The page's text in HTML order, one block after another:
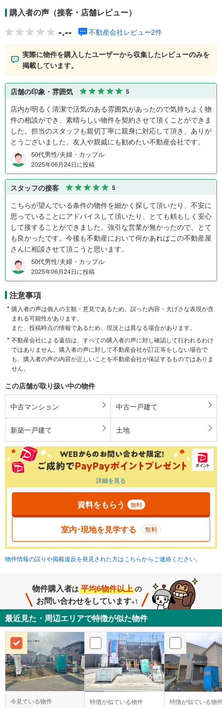
購入者の声（接客・店舗レビュー）
-.-- 不動産会社レビュー2件
実際に物件を購入したユーザーから収集したレビューのみを
掲載しています。
店舗の印象・雰囲気 5
店内が明るく清潔で活気のある雰囲気があったので気持ちよく物
件の相談ができ、素晴らしい物件を契約させて頂くことができま
した。担当のスタッフも親切丁寧に親身に対応して頂き、ありが
とうございました。友人や親戚にも勧めたい不動産会社です。
50代男性/夫婦・カップル
2025年06月24日に投稿
スタッフの接客 5
こちらが望んでいる条件の物件を細かく探して頂いたり、不安に
思っていることにアドバイスして頂いたり、とても頼もしく安心
して接することができました。強引な営業が無かったので、とて
も良かったです。今後も不動産において何かあればこの不動産屋
さんに相談させて頂こうと思います。
50代男性/夫婦・カップル
2025年06月24日に投稿
注意事項
購入者の声は個人の主観・意見であるため、誤った内容・大げさな表現が含
まれる可能性があります。
また、投稿時点の情報であるため、現況とは異なる場合があります。
不動産会社による返信は、すべての購入者の声に対し確認して行われるわけ
ではありません。購入者の声に対して不動産会社が訂正等をしない場合で
も、購入者の声の内容が正しいことを不動産会社が保証するものではありま
せん。
この店舗が取り扱い中の物件
中古マンション 中古一戸建て
新築一戸建て 土地
詳細を見る
資料をもらう 無料
室内･現地を見学する 無料
物件情報の誤りや掲載違反を発見された方はこちらからご連絡ください。
物件購入者は 平均6物件以上 の
お問い合わせをしています※1
最近見た・周辺エリアで特徴が似た物件
今見ている物件 特徴が似ている物件 特徴が似ている物